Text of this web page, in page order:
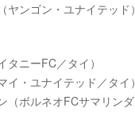
ンゴン・ユナイテッド
ニーFC／タイ）
・ユナイテッド／タイ
ボルネオFCサマリン